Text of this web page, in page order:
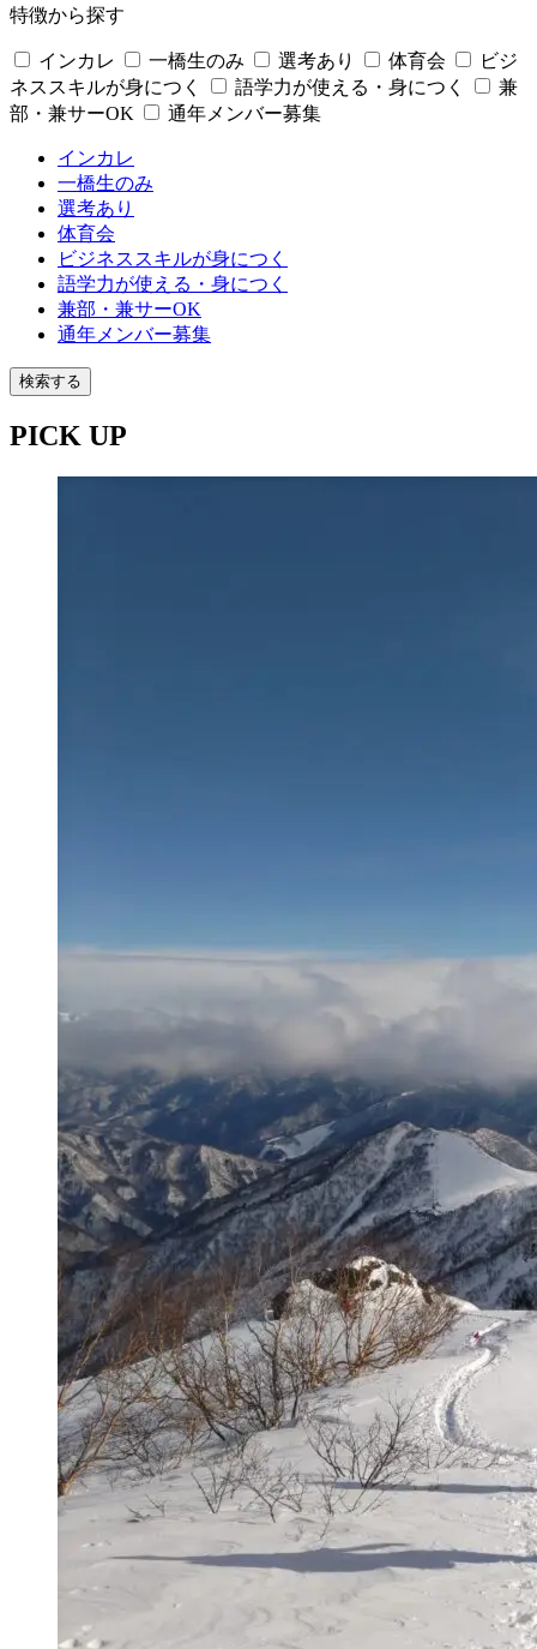
特徴から探す
インカレ 一橋生のみ 選考あり 体育会
ビジ
ネススキルが身につく
語学力が使える・身につく
兼
部・兼サーOK
通年メンバー募集
インカレ
一橋生のみ
選考あり
体育会
ビジネススキルが身につく
語学力が使える・身につく
兼部・兼サーOK
通年メンバー募集
検索する
PICK UP